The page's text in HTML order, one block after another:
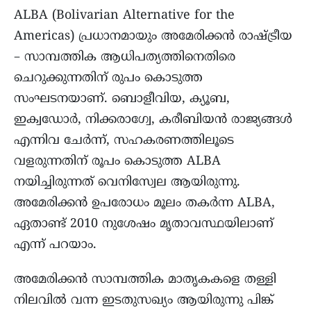
ALBA (Bolivarian Alternative for the
Americas) പ്രധാനമായും അമേരിക്കൻ രാഷ്ട്രീയ
– സാമ്പത്തിക ആധിപത്യത്തിനെതിരെ
ചെറുക്കുന്നതിന് രുപം കൊടുത്ത
സംഘടനയാണ്. ബൊളീവിയ, ക്യൂബ,
ഇക്വഡോർ, നിക്കരാഗ്വേ, കരീബിയൻ രാജ്യങ്ങൾ
എന്നിവ ചേർന്ന്, സഹകരണത്തിലൂടെ
വളരുന്നതിന് രൂപം കൊടുത്ത ALBA
നയിച്ചിരുന്നത് വെനിസ്വേല ആയിരുന്നു.
അമേരിക്കൻ ഉപരോധം മൂലം തകർന്ന ALBA,
ഏതാണ്ട് 2010 നുശേഷം മൃതാവസ്ഥയിലാണ്
എന്ന് പറയാം.
അമേരിക്കൻ സാമ്പത്തിക മാതൃകകളെ തള്ളി
നിലവിൽ വന്ന ഇടതുസഖ്യം ആയിരുന്നു പിങ്ക്